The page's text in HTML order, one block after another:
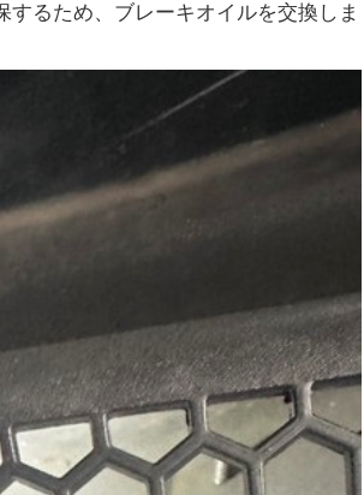
るため、ブレーキオイルを交換しま